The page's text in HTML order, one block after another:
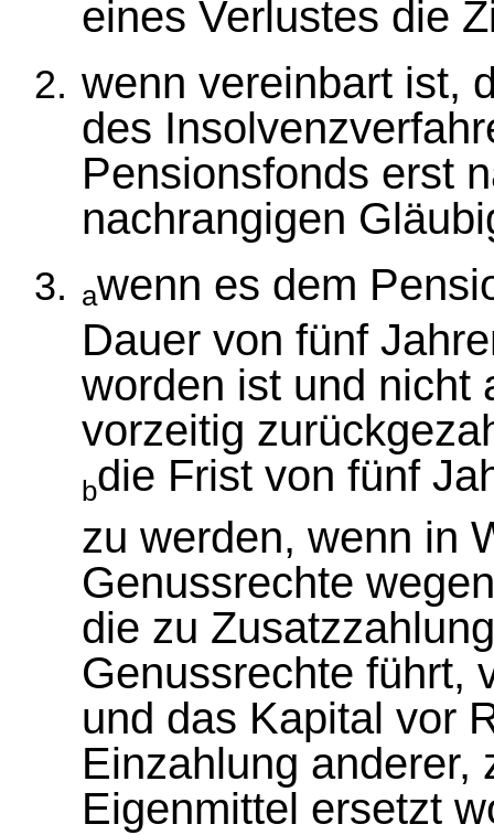
eines Verlustes die
wenn vereinbart ist,
des
Pensionsfonds erst
nachrangigen
awenn es dem
Dauer von fünf
worden ist und nicht
vorzeitig
bdie Frist von fünf
zu werden, wenn in
Genussrechte
die zu
Genussrechte führt,
und das Kapital vor
Einzahlung anderer,
Eigenmittel ersetzt